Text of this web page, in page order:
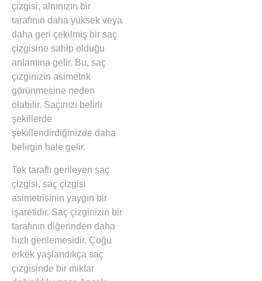
çizgisi, alnınızın bir
tarafının daha yüksek veya
daha geri çekilmiş bir saç
çizgisine sahip olduğu
anlamına gelir. Bu, saç
çizginizin asimetrik
görünmesine neden
olabilir. Saçınızı belirli
şekillerde
şekillendirdiğinizde daha
belirgin hale gelir.
Tek taraflı gerileyen saç
çizgisi, saç çizgisi
asimetrisinin yaygın bir
işaretidir. Saç çizginizin bir
tarafının diğerinden daha
hızlı gerilemesidir. Çoğu
erkek yaşlandıkça saç
çizgisinde bir miktar